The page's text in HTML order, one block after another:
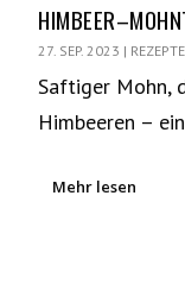
27. SEP. 2023 | REZEPTE
Saftiger Mohn,
Himbeeren –
Mehr lesen